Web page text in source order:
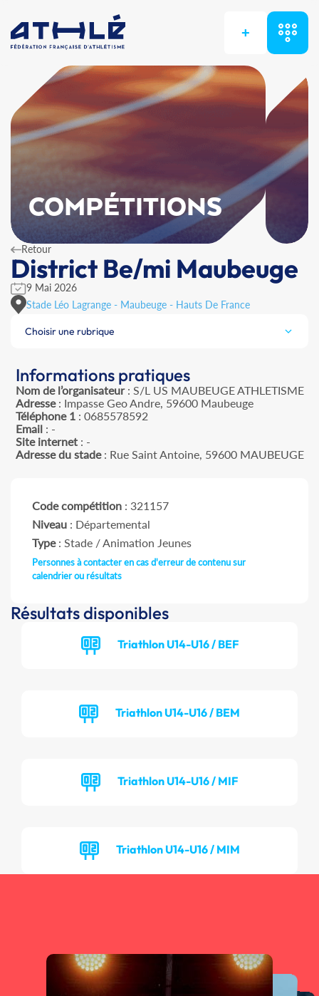
+
COMPÉTITIONS
Retour
District Be/mi Maubeuge
9 Mai 2026
Stade Léo Lagrange - Maubeuge - Hauts De France
Choisir une rubrique
Informations pratiques
Nom de l’organisateur: S/L US MAUBEUGE ATHLETISME
Adresse: Impasse Geo Andre, 59600 Maubeuge
Téléphone 1: 0685578592
Email: -
Site internet: -
Adresse du stade: Rue Saint Antoine, 59600 MAUBEUGE
Code compétition : 321157
Niveau : Départemental
Type: Stade / Animation Jeunes
Personnes à contacter en cas d'erreur de contenu sur
calendrier ou résultats
Résultats disponibles
Triathlon U14-U16 / BEF
Triathlon U14-U16 / BEM
Triathlon U14-U16 / MIF
Triathlon U14-U16 / MIM